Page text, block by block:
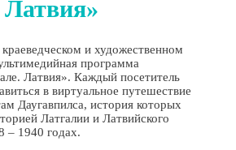
и художественном
программа
Латвия». Каждый посетитель
в виртуальное путешествие
Даугавпилса, история которых
Латгалии и Латвийского
– 1940 годах.